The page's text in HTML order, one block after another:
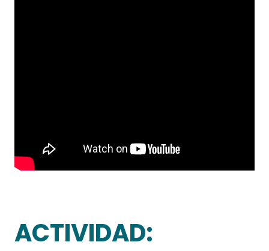
ACTIVIDAD: